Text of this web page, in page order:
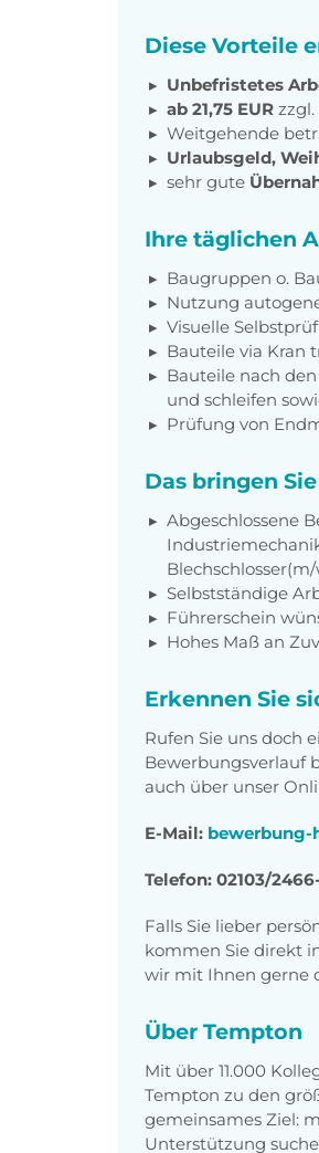
Diese Vorteile
Unbefristetes
ab 21,75 EUR
Weitgehende
Urlaubsgeld,
sehr gute
Ihre täglichen
Baugruppen o.
Nutzung
Visuelle
Bauteile via Kran
Bauteile nach
und schleifen
Prüfung von
Das bringen
Abgeschlossene
Selbstständige
Führerschein
Hohes Maß an
Erkennen Sie
Rufen Sie uns doch
Bewerbungsverlauf
auch über unser
E-Mail:
Telefon: 02103/
Falls Sie lieber
kommen Sie direkt
wir mit Ihnen gerne
Über Tempton
Mit über 11.000
Tempton zu den
gemeinsames Ziel:
Unterstützung